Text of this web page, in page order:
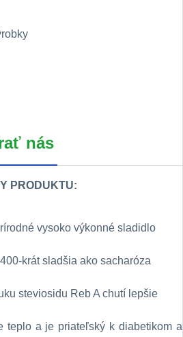
nás
PRODUKTU:
vysoko výkonné sladidlo
krát sladšia ako sacharóza
steviosidu Reb A chutí lepšie
teplo a je priateľský k diabetikom a